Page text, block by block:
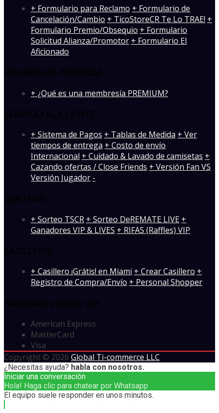
+ Formulario para Reclamo + Formulario de
Cancelación/Cambio + TicoStoreCR Te Lo TRAE! +
Formulario Premio/Obsequio + Formulario
Solicitud Alianza/Promotor + Formulario El
Aficionado
+ ¿Qué es una membresía PREMIUM?
+ Sistema de Pagos + Tablas de Medida + Ver
tiempos de entrega + Costo de envío
Internacional + Cuidado & Lavado de camisetas +
Cazando ofertas / Close Friends + Versión Fan VS
Versión Jugador -
+ Sorteo TSCR + Sorteo DeREMATE LIVE +
Ganadores VIP & LIVES + RIFAS (Raffles) VIP
+ Casillero ¡Grátis! en Miami + Crear Casillero +
Registro de Compra/Envío + Personal Shopper
American Express
MasterCard
Visa
Copyright © 2026 Global Ti-commerce LLC
¿Necesitas ayuda? habla con nosotros.
Iniciar una conversación
Hola! Haga clic para chatear por Whatsapp
El equipo suele responder en unos minutos.